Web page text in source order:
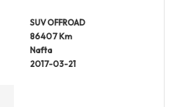
SUV OFFROAD
86407 Km
Nafta
2017-03-21